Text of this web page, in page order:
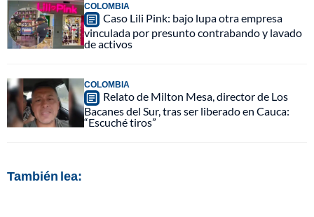
COLOMBIA
Caso Lili Pink: bajo lupa otra empresa
vinculada por presunto contrabando y lavado
de activos
COLOMBIA
Relato de Milton Mesa, director de Los
Bacanes del Sur, tras ser liberado en Cauca:
“Escuché tiros”
También lea: